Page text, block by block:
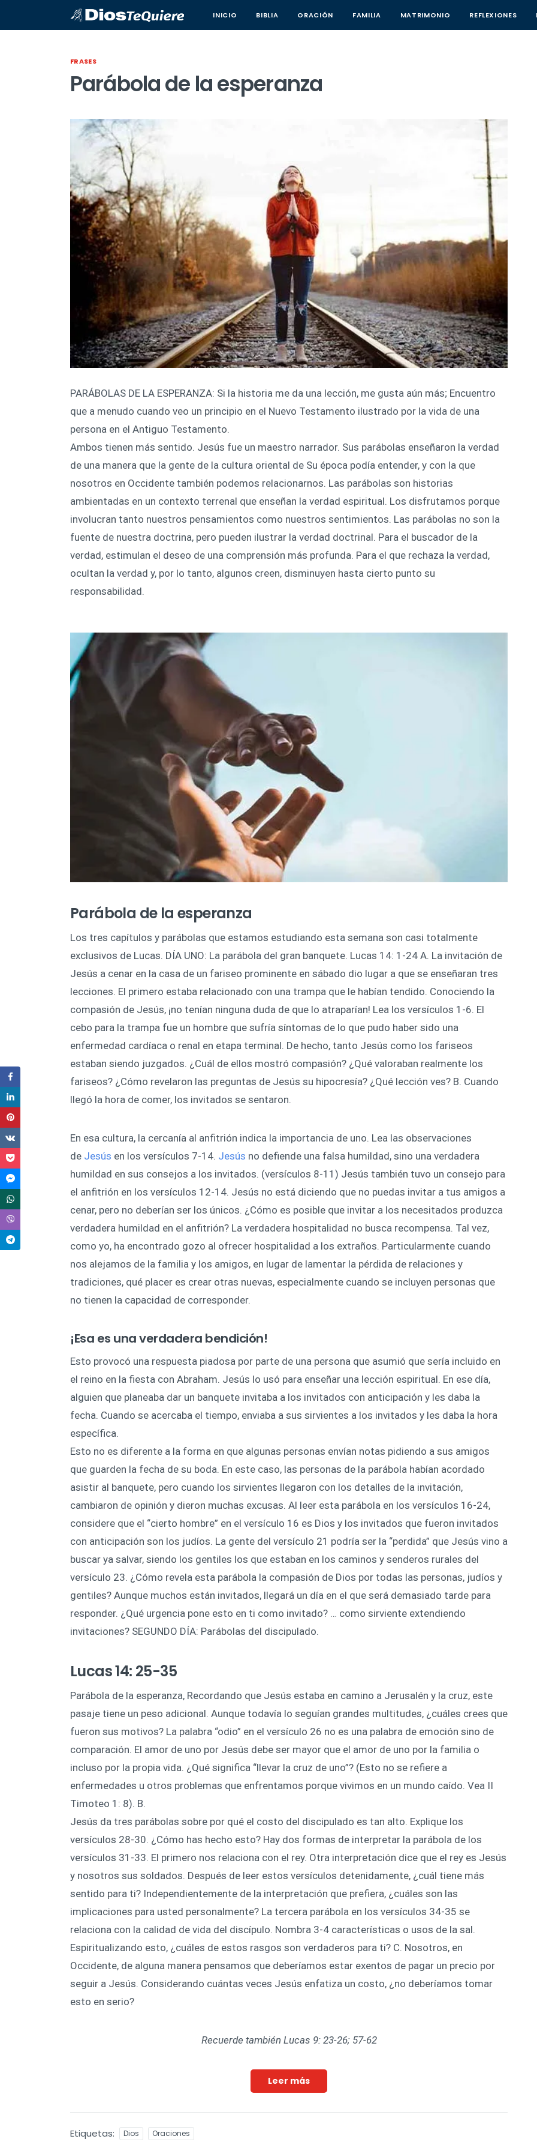
INICIO BIBLIA ORACIÓN FAMILIA MATRIMONIO REFLEXIONES
FRASES
Parábola de la esperanza
PARÁBOLAS DE LA ESPERANZA: Si la historia me da una lección, me gusta aún más; Encuentro
que a menudo cuando veo un principio en el Nuevo Testamento ilustrado por la vida de una
persona en el Antiguo Testamento.
Ambos tienen más sentido. Jesús fue un maestro narrador. Sus parábolas enseñaron la verdad
de una manera que la gente de la cultura oriental de Su época podía entender, y con la que
nosotros en Occidente también podemos relacionarnos. Las parábolas son historias
ambientadas en un contexto terrenal que enseñan la verdad espiritual. Los disfrutamos porque
involucran tanto nuestros pensamientos como nuestros sentimientos. Las parábolas no son la
fuente de nuestra doctrina, pero pueden ilustrar la verdad doctrinal. Para el buscador de la
verdad, estimulan el deseo de una comprensión más profunda. Para el que rechaza la verdad,
ocultan la verdad y, por lo tanto, algunos creen, disminuyen hasta cierto punto su
responsabilidad.
Parábola de la esperanza
Los tres capítulos y parábolas que estamos estudiando esta semana son casi totalmente
exclusivos de Lucas. DÍA UNO: La parábola del gran banquete. Lucas 14: 1-24 A. La invitación de
Jesús a cenar en la casa de un fariseo prominente en sábado dio lugar a que se enseñaran tres
lecciones. El primero estaba relacionado con una trampa que le habían tendido. Conociendo la
compasión de Jesús, ¡no tenían ninguna duda de que lo atraparían! Lea los versículos 1-6. El
cebo para la trampa fue un hombre que sufría síntomas de lo que pudo haber sido una
enfermedad cardíaca o renal en etapa terminal. De hecho, tanto Jesús como los fariseos
estaban siendo juzgados. ¿Cuál de ellos mostró compasión? ¿Qué valoraban realmente los
fariseos? ¿Cómo revelaron las preguntas de Jesús su hipocresía? ¿Qué lección ves? B. Cuando
llegó la hora de comer, los invitados se sentaron.
En esa cultura, la cercanía al anfitrión indica la importancia de uno. Lea las observaciones
de Jesús en los versículos 7-14. Jesús no defiende una falsa humildad, sino una verdadera
humildad en sus consejos a los invitados. (versículos 8-11) Jesús también tuvo un consejo para
el anfitrión en los versículos 12-14. Jesús no está diciendo que no puedas invitar a tus amigos a
cenar, pero no deberían ser los únicos. ¿Cómo es posible que invitar a los necesitados produzca
verdadera humildad en el anfitrión? La verdadera hospitalidad no busca recompensa. Tal vez,
como yo, ha encontrado gozo al ofrecer hospitalidad a los extraños. Particularmente cuando
nos alejamos de la familia y los amigos, en lugar de lamentar la pérdida de relaciones y
tradiciones, qué placer es crear otras nuevas, especialmente cuando se incluyen personas que
no tienen la capacidad de corresponder.
¡Esa es una verdadera bendición!
Esto provocó una respuesta piadosa por parte de una persona que asumió que sería incluido en
el reino en la fiesta con Abraham. Jesús lo usó para enseñar una lección espiritual. En ese día,
alguien que planeaba dar un banquete invitaba a los invitados con anticipación y les daba la
fecha. Cuando se acercaba el tiempo, enviaba a sus sirvientes a los invitados y les daba la hora
específica.
Esto no es diferente a la forma en que algunas personas envían notas pidiendo a sus amigos
que guarden la fecha de su boda. En este caso, las personas de la parábola habían acordado
asistir al banquete, pero cuando los sirvientes llegaron con los detalles de la invitación,
cambiaron de opinión y dieron muchas excusas. Al leer esta parábola en los versículos 16-24,
considere que el “cierto hombre” en el versículo 16 es Dios y los invitados que fueron invitados
con anticipación son los judíos. La gente del versículo 21 podría ser la “perdida” que Jesús vino a
buscar ya salvar, siendo los gentiles los que estaban en los caminos y senderos rurales del
versículo 23. ¿Cómo revela esta parábola la compasión de Dios por todas las personas, judíos y
gentiles? Aunque muchos están invitados, llegará un día en el que será demasiado tarde para
responder. ¿Qué urgencia pone esto en ti como invitado? … como sirviente extendiendo
invitaciones? SEGUNDO DÍA: Parábolas del discipulado.
Lucas 14: 25-35
Parábola de la esperanza, Recordando que Jesús estaba en camino a Jerusalén y la cruz, este
pasaje tiene un peso adicional. Aunque todavía lo seguían grandes multitudes, ¿cuáles crees que
fueron sus motivos? La palabra “odio” en el versículo 26 no es una palabra de emoción sino de
comparación. El amor de uno por Jesús debe ser mayor que el amor de uno por la familia o
incluso por la propia vida. ¿Qué significa “llevar la cruz de uno”? (Esto no se refiere a
enfermedades u otros problemas que enfrentamos porque vivimos en un mundo caído. Vea II
Timoteo 1: 8). B.
Jesús da tres parábolas sobre por qué el costo del discipulado es tan alto. Explique los
versículos 28-30. ¿Cómo has hecho esto? Hay dos formas de interpretar la parábola de los
versículos 31-33. El primero nos relaciona con el rey. Otra interpretación dice que el rey es Jesús
y nosotros sus soldados. Después de leer estos versículos detenidamente, ¿cuál tiene más
sentido para ti? Independientemente de la interpretación que prefiera, ¿cuáles son las
implicaciones para usted personalmente? La tercera parábola en los versículos 34-35 se
relaciona con la calidad de vida del discípulo. Nombra 3-4 características o usos de la sal.
Espiritualizando esto, ¿cuáles de estos rasgos son verdaderos para ti? C. Nosotros, en
Occidente, de alguna manera pensamos que deberíamos estar exentos de pagar un precio por
seguir a Jesús. Considerando cuántas veces Jesús enfatiza un costo, ¿no deberíamos tomar
esto en serio?
Recuerde también Lucas 9: 23-26; 57-62
Leer más
Etiquetas: Dios Oraciones